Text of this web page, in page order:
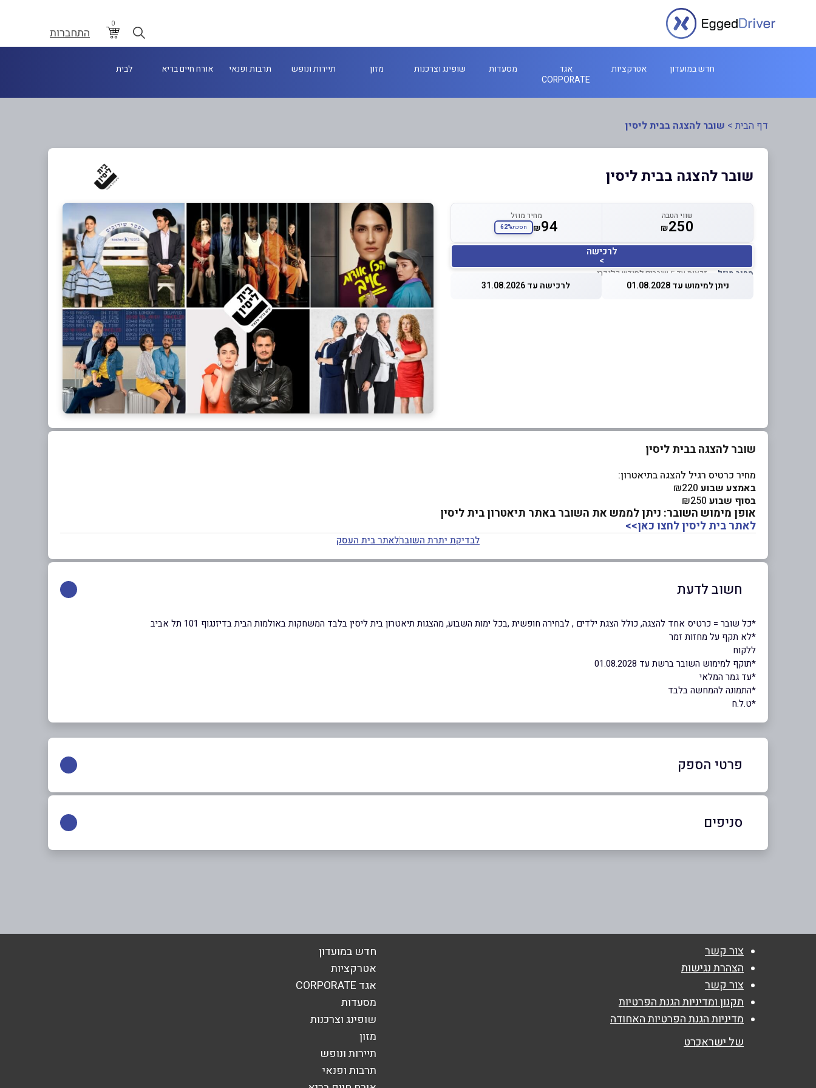
0
התחברות
חדש במועדון אטרקציות
אגד
CORPORATE
מסעדות שופינג וצרכנות מזון תיירות ונופש תרבות ופנאי אורח חיים בריא לבית
דף הבית > שובר להצגה בבית ליסין
שובר להצגה בבית ליסין
שווי הטבה
₪250
מחיר מוזל
₪94 חסכת62%
לרכישה
>
מחיר מוזל — זכאות עד 5 שוברים לחודש קלנדרי
ניתן למימוש עד 01.08.2028 לרכישה עד 31.08.2026
שובר להצגה בבית ליסין
מחיר כרטיס רגיל להצגה בתיאטרון:
באמצע שבוע
בסוף שבוע
אופן מימוש השובר: ניתן לממש את השובר באתר תיאטרון בית ליסין
לאתר בית ליסין לחצו כאן>>
לבדיקת יתרת השוברלאתר בית העסק
חשוב לדעת
*כל שובר = כרטיס אחד להצגה, כולל הצגת ילדים , לבחירה חופשית ,בכל ימות השבוע, מהצגות תיאטרון בית ליסין בלבד המשחקות באולמות הבית בדיזנגוף 101 תל אביב
*לא תקף על מחזות זמר
ללקוח
*תוקף למימוש השובר ברשת עד 01.08.2028
*עד גמר המלאי
*התמונה להמחשה בלבד
*ט.ל.ח
פרטי הספק
03-7255333
באתר
טלפון* אימייל*
נושא*
אנא חזרו אלי בקשר ל...
הודעה*
סניפים
צור קשר
הצהרת נגישות
צור קשר
תקנון ומדיניות הגנת הפרטיות
מדיניות הגנת הפרטיות האחודה
של ישראכרט
חדש במועדון
אטרקציות
אגד CORPORATE
מסעדות
שופינג וצרכנות
מזון
תיירות ונופש
תרבות ופנאי